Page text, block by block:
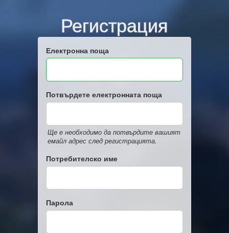
Регистрация
Електронна поща
Потвърдете електронната поща
Ще е необходимо да потвърдите вашият
емайл адрес след регистрацията.
Потребителско име
Парола